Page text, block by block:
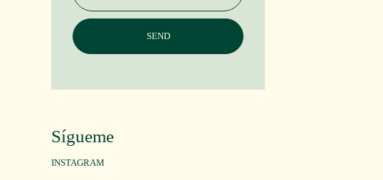
Sígueme
INSTAGRAM